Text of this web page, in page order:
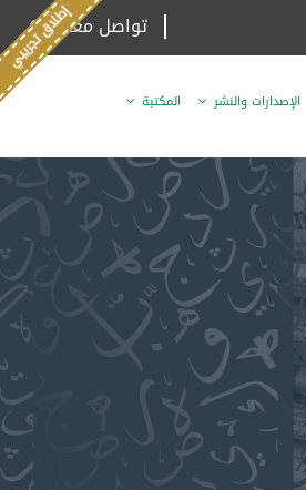
تواصل معنا
الإصدارات والنشر المكتبة